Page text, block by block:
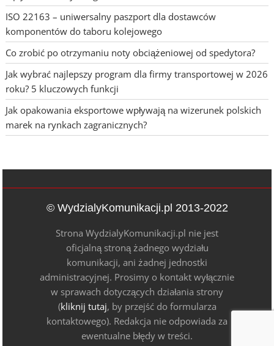
ISO 22163 – uniwersalny paszport dla dostawców
komponentów do taboru kolejowego
Co zrobić po otrzymaniu noty obciążeniowej od spedytora?
Jak wybrać najlepszy program dla firmy transportowej w 2026
roku? 5 kluczowych funkcji
Jak opakowania eksportowe wpływają na wizerunek polskich
marek na rynkach zagranicznych?
© WydzialyKomunikacji.pl 2013-2022
Strona WydzialyKomunikacji.pl nie jest
oficjalną stroną żadnego wydziału
komunikacji, ani żadnej jednostki
administracyjnej. Prosimy o kontakt wyłącznie
w sprawach dotyczących działania strony
(kliknij tutaj, by przejść do formularza
kontaktowego). Redakcja nie odpowiada za
ewentualne błędy w treści.